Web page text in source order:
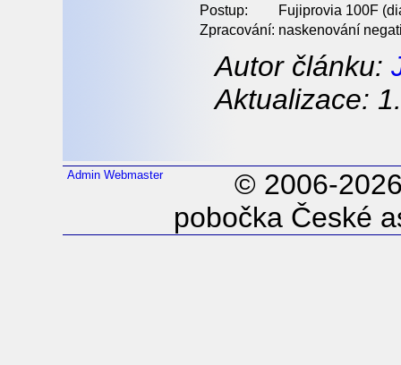
Postup:
Fujiprovia 100F
Zpracování: naskenování
Autor článku:
Aktualizace:
Admin Webmaster
© 2006-
pobočka České